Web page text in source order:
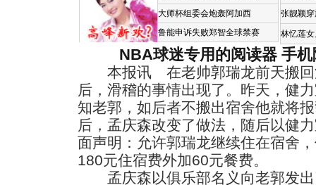
大师杯组委会炮轰阿加西
鲁能申诉失败郑智全球禁赛
张靓颖
林忆莲
NBA球迷专用的阅读器 手
本报讯 在老帅郭瑞龙前天搬回
后，滑稽的事情出现了。昨天，健
知老郭，如后者不搬出宿舍他就将
后，孟庆森改变了做法，随后以健
面声明：允许郭瑞龙继续住在宿舍
180元住宿费外加60元餐费。
孟庆森以俱乐部名义向老郭发出